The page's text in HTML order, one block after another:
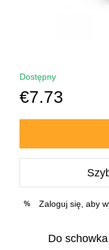
Dostępny
€7.73
% Zaloguj się , aby
Do schowka